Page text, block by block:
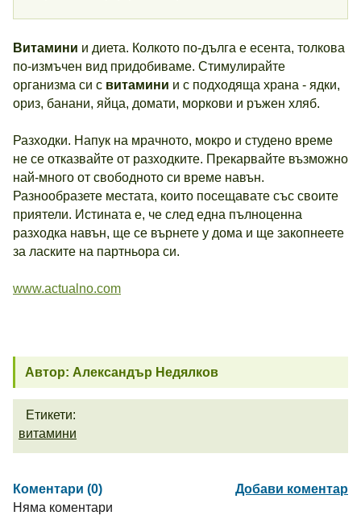
Витамини и диета. Колкото по-дълга е есента, толкова
по-измъчен вид придобиваме. Стимулирайте
организма си с витамини и с подходяща храна - ядки,
ориз, банани, яйца, домати, моркови и ръжен хляб.
Разходки. Напук на мрачното, мокро и студено време
не се отказвайте от разходките. Прекарвайте възможно
най-много от свободното си време навън.
Разнообразете местата, които посещавате със своите
приятели. Истината е, че след една пълноценна
разходка навън, ще се върнете у дома и ще закопнеете
за ласките на партньора си.
www.actualno.com
Автор: Александър Недялков
Етикети:
витамини
Коментари (0)
Добави коментар
Няма коментари